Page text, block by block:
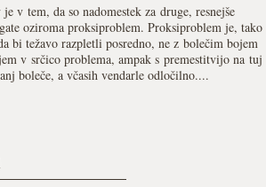
v tem, da so nadomestek za druge, resnejše
oziroma proksiproblem. Proksiproblem je, tako
bi težavo razpletli posredno, ne z bolečim bojem
v srčico problema, ampak s premestitvijo na tuj
boleče, a včasih vendarle odločilno....